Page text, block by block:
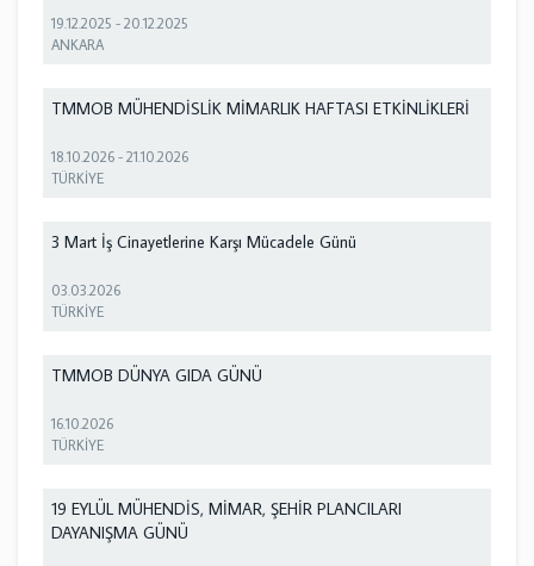
19.12.2025 -20.12.2025
ANKARA
TMMOB MÜHENDİSLİK MİMARLIK HAFTASI ETKİNLİKLERİ
18.10.2026 -21.10.2026
TÜRKİYE
3 Mart İş Cinayetlerine Karşı Mücadele Günü
03.03.2026
TÜRKİYE
TMMOB DÜNYA GIDA GÜNÜ
16.10.2026
TÜRKİYE
19 EYLÜL MÜHENDİS, MİMAR, ŞEHİR PLANCILARI
DAYANIŞMA GÜNÜ